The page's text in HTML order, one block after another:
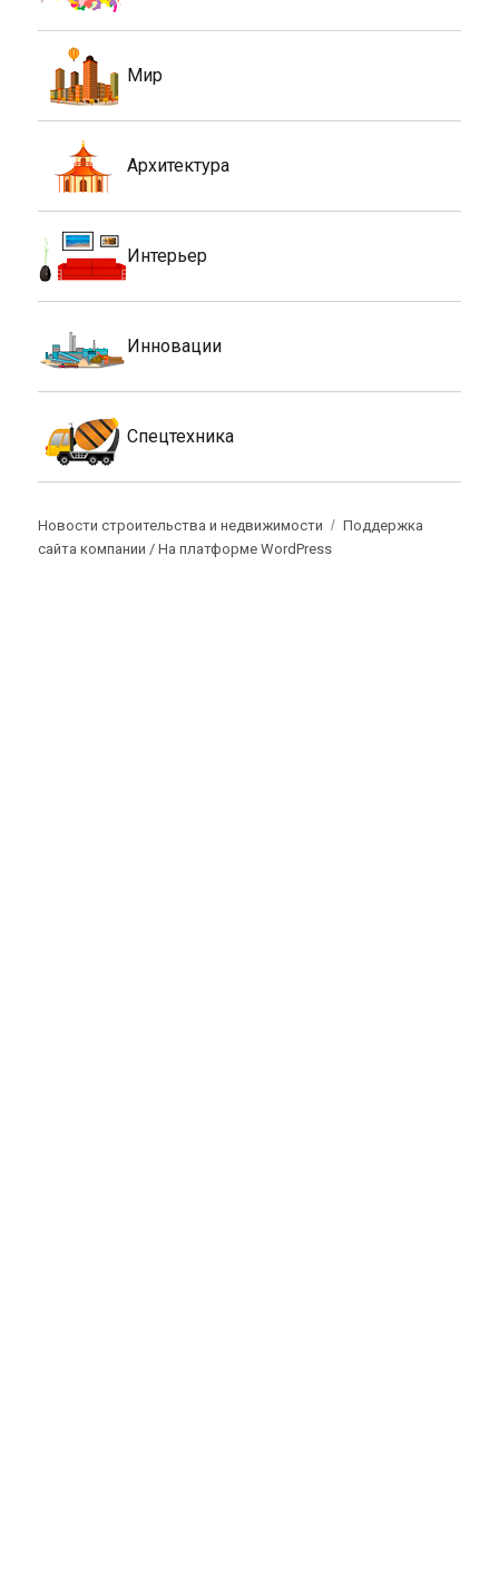
Мир
Архитектура
Интерьер
Инновации
Спецтехника
Новости строительства и недвижимости
Поддержка
сайта компании /На платформе WordPress